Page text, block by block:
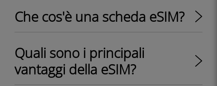
Che cos'è una scheda eSIM?
Quali sono i principali
vantaggi della eSIM?